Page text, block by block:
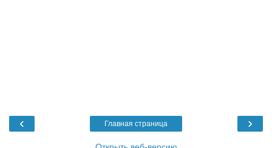
‹ ›
Главная страница